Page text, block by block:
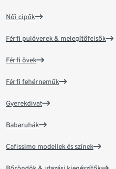
Női cipők
Férfi pulóverek & melegítőfelsők
Férfi övek
Férfi fehérneműk
Gyerekdivat
Babaruhák
Cafissimo modellek és színek